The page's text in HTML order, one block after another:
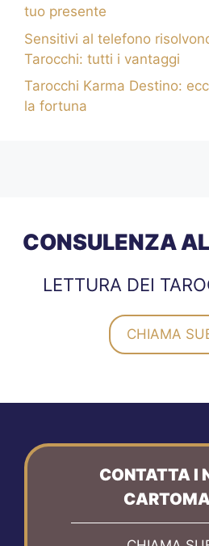
tuo presente
Sensitivi al telefono
Tarocchi: tutti i vantaggi
Tarocchi Karma Destino:
la fortuna
CONSULENZA
LETTURA DEI
CHIAMA
CONTATTA I